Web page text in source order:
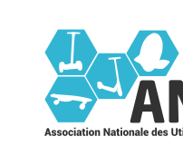
contenu